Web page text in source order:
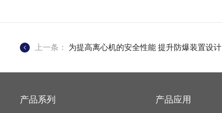
上一条： 为提高离心机的安全性能 提升防爆装置设计
产品系列 产品应用